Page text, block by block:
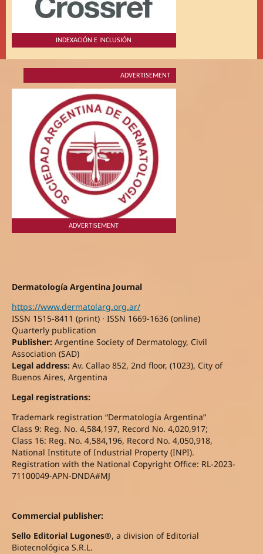
INDEXACIÓN E INCLUSIÓN
ADVERTISEMENT
ADVERTISEMENT
Dermatología Argentina Journal
https://www.dermatolarg.org.ar/
ISSN 1515-8411 (print) · ISSN 1669-1636 (online)
Quarterly publication
Publisher:Argentine Society of Dermatology, Civil
Association (SAD)
Legal address:Av. Callao 852, 2nd floor, (1023), City of
Buenos Aires, Argentina
Legal registrations:
Trademark registration “Dermatología Argentina”
Class 9: Reg. No. 4,584,197, Record No. 4,020,917;
Class 16: Reg. No. 4,584,196, Record No. 4,050,918,
National Institute of Industrial Property (INPI).
Registration with the National Copyright Office: RL-2023-
71100049-APN-DNDA#MJ
Commercial publisher:
Sello Editorial Lugones®, a division of Editorial
Biotecnológica S.R.L.